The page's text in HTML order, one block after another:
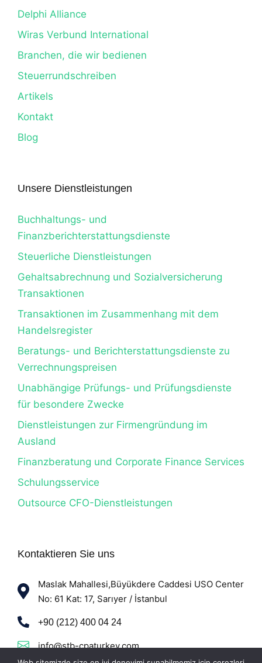
Delphi Alliance
Wiras Verbund International
Branchen, die wir bedienen
Steuerrundschreiben
Artikels
Kontakt
Blog
Unsere Dienstleistungen
Buchhaltungs- und
Finanzberichterstattungsdienste
Steuerliche Dienstleistungen
Gehaltsabrechnung und Sozialversicherung
Transaktionen
Transaktionen im Zusammenhang mit dem
Handelsregister
Beratungs- und Berichterstattungsdienste zu
Verrechnungspreisen
Unabhängige Prüfungs- und Prüfungsdienste
für besondere Zwecke
Dienstleistungen zur Firmengründung im
Ausland
Finanzberatung und Corporate Finance Services
Schulungsservice
Outsource CFO-Dienstleistungen
Kontaktieren Sie uns
Maslak Mahallesi,Büyükdere Caddesi USO Center
No: 61 Kat: 17, Sarıyer / İstanbul
+90 (212) 400 04 24
info@stb-cpaturkey.com